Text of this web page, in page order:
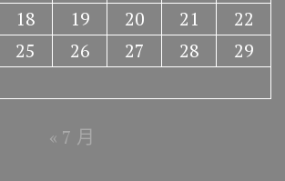
18 19 20 21
22
25 26 27 28
29
« 7 月